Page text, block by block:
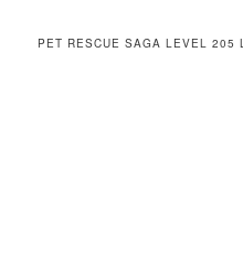
PET RESCUE SAGA LEVEL 205